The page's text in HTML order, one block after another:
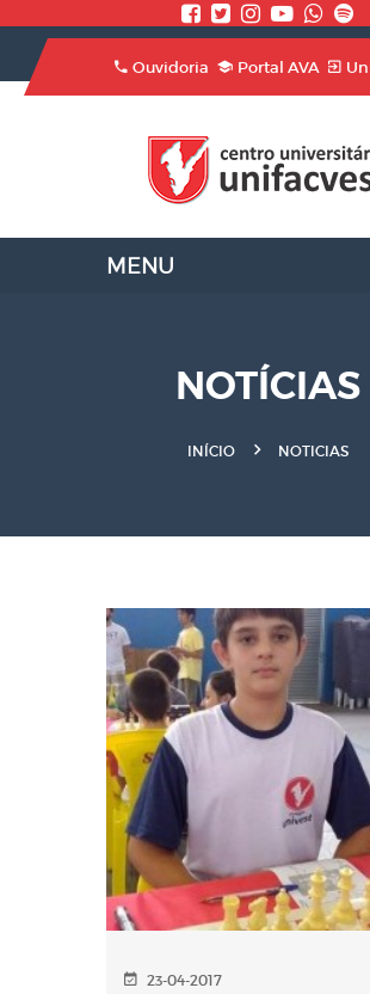
Ouvidoria Portal AVA
NOTÍCIAS
INÍCIO NOTICIAS
23-04-2017